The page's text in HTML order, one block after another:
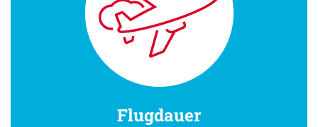
Flugdauer